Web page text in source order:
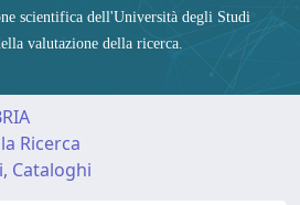
scientifica dell'Università degli Studi
valutazione della ricerca.
Ricerca
Cataloghi